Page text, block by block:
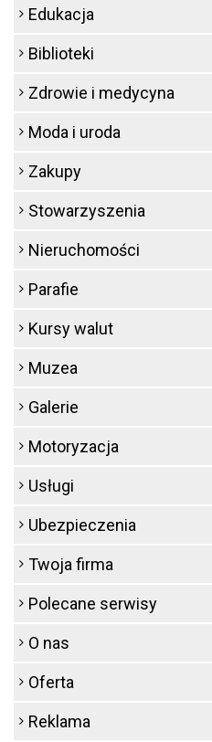
Edukacja
Biblioteki
Zdrowie i medycyna
Moda i uroda
Zakupy
Stowarzyszenia
Nieruchomości
Parafie
Kursy walut
Muzea
Galerie
Motoryzacja
Usługi
Ubezpieczenia
Twoja firma
Polecane serwisy
O nas
Oferta
Reklama